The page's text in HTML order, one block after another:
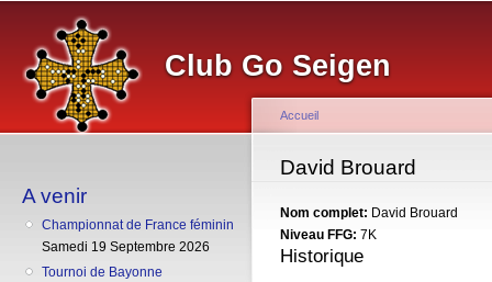
Club Go Seigen
A venir
Championnat de France féminin
Samedi 19 Septembre 2026
Tournoi de Bayonne
Vous êtes ici
Accueil
David Brouard
Nom complet: David Brouard
Niveau FFG: 7K
Historique